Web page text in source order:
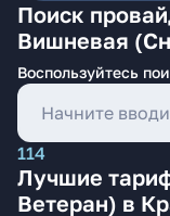
Поиск
Вишневая
Воспользуйтесь
114
Лучшие
Ветеран) в